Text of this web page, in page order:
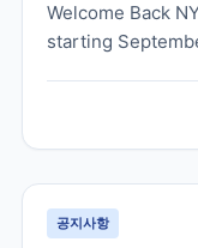
Welcome Back
starting
공지사항